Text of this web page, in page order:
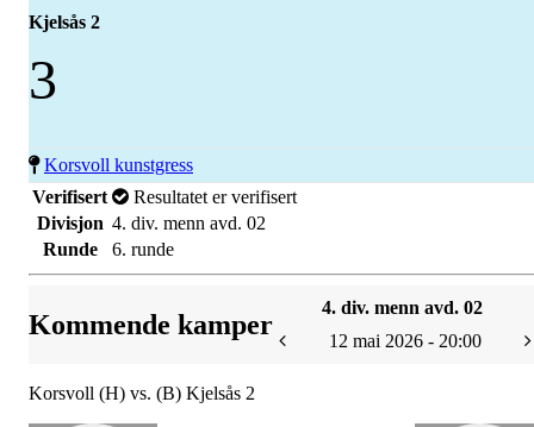
Kjelsås 2
3
Korsvoll kunstgress
Verifisert
Resultatet er verifisert
Divisjon 4. div. menn avd. 02
Runde
6. runde
Kommende kamper
4. div. menn avd. 02
12 mai 2026 - 20:00
Korsvoll (H) vs. (B) Kjelsås 2